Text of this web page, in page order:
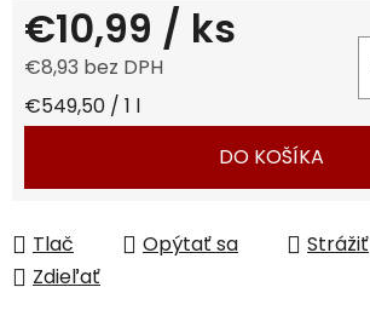
€10,99 / ks
€8,93 bez DPH
Jednotková cena:
€549,50 / 1 l
DO KOŠÍKA
Tlač Opýtať sa
Strážiť
Zdieľať